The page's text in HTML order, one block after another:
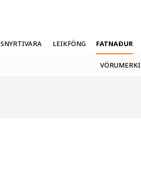
SNYRTIVARA LEIKFÖNG FATNAÐUR
VÖRUMERKI